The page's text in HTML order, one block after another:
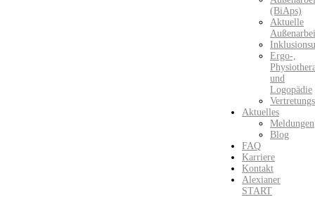
(BiAps)​
Aktuelle
Ergo-,
und
Logopädie
Aktuelles
Meldungen
Blog
FAQ
Karriere
Kontakt
Alexianer
START